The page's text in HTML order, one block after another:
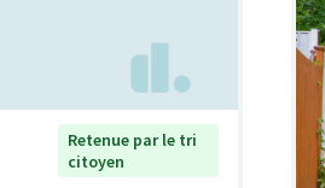
Retenue par le tri
citoyen